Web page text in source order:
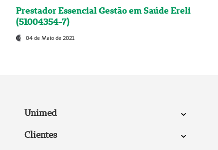
Prestador Essencial Gestão em Saúde Ereli
(51004354-7)
04 de Maio de 2021
Unimed
Clientes